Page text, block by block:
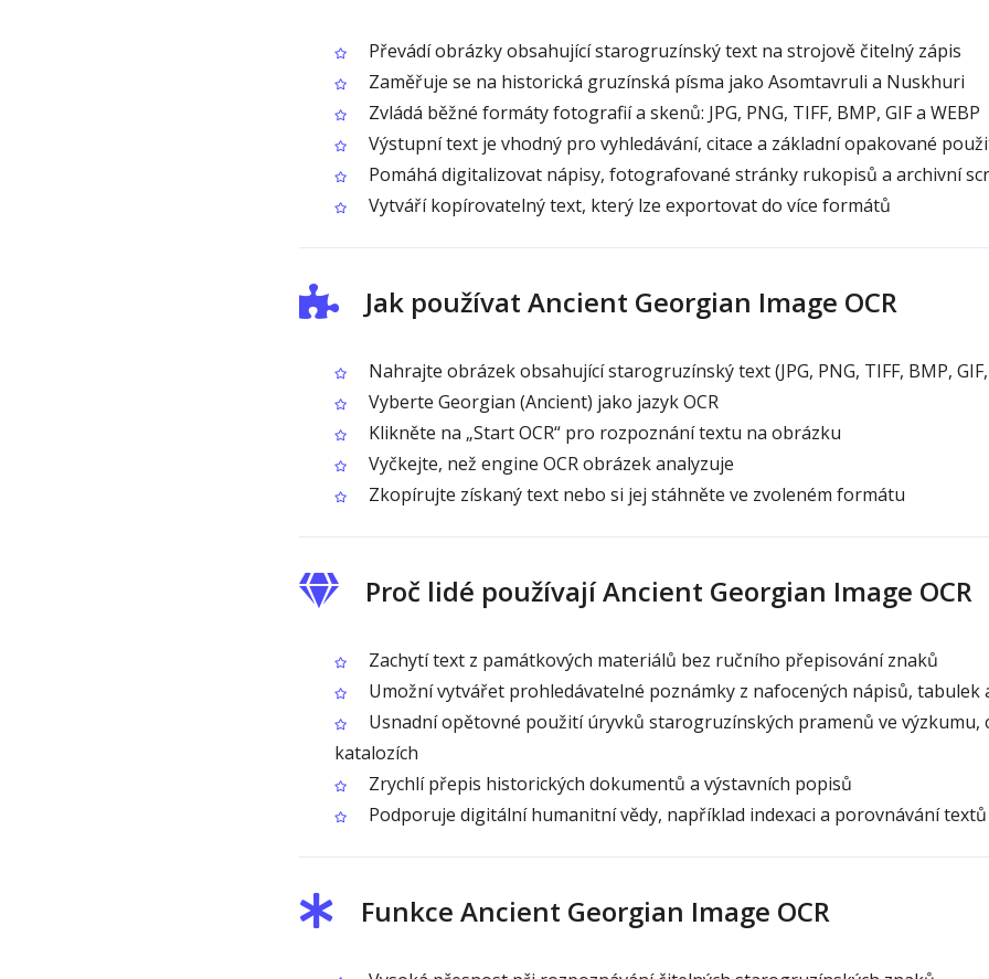
Převádí obrázky obsahující starogruzínský text na strojově čitelný zápis
Zaměřuje se na historická gruzínská písma jako Asomtavruli a Nuskhuri
Zvládá běžné formáty fotografií a skenů: JPG, PNG, TIFF, BMP, GIF a WEBP
Výstupní text je vhodný pro vyhledávání, citace a základní opakované
Pomáhá digitalizovat nápisy, fotografované stránky rukopisů a archivní
Vytváří kopírovatelný text, který lze exportovat do více formátů
Jak používat Ancient Georgian Image OCR
Nahrajte obrázek obsahující starogruzínský text (JPG, PNG, TIFF, BMP, GIF,
Vyberte Georgian (Ancient) jako jazyk OCR
Klikněte na „Start OCR“ pro rozpoznání textu na obrázku
Vyčkejte, než engine OCR obrázek analyzuje
Zkopírujte získaný text nebo si jej stáhněte ve zvoleném formátu
Proč lidé používají Ancient Georgian Image OCR
Zachytí text z památkových materiálů bez ručního přepisování znaků
Umožní vytvářet prohledávatelné poznámky z nafocených nápisů, tabulek
Usnadní opětovné použití úryvků starogruzínských pramenů ve výzkumu,
katalozích
Zrychlí přepis historických dokumentů a výstavních popisů
Podporuje digitální humanitní vědy, například indexaci a porovnávání textů
Funkce Ancient Georgian Image OCR